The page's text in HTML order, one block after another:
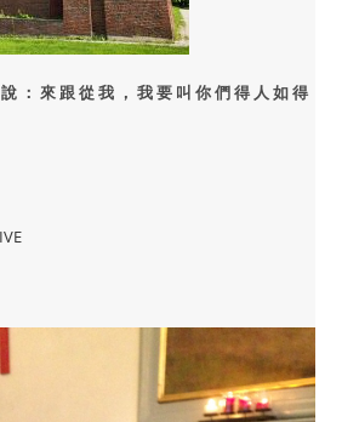
： 來 跟 從 我 ， 我 要 叫 你 們 得 人 如 得